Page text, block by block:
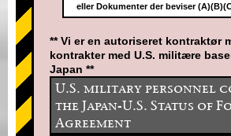
eller Dokumenter der beviser
** Vi er en autoriseret kontraktør
kontrakter med U.S. militære
Japan **
U.S. military personnel
the Japan-U.S. Status of
Agreement